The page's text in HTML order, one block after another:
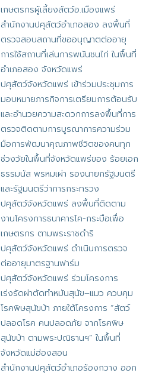
เกษตรกรผู้เลี้ยงสัตว์อ.เมืองแพร่
สำนักงานปศุสัตว์อำเภอสอง ลงพื้นที่
ตรวจสอบสถานที่ขออนุญาตต่ออายุ
การใช้สถานที่เล่นการพนันชนไก่ ในพื้นที่
อำเภอสอง จังหวัดแพร่
ปศุสัตว์จังหวัดแพร่ เข้าร่วมประชุมการ
มอบหมายภารกิจการเตรียมการต้อนรับ
และอำนวยความสะดวกการลงพื้นที่การ
ตรวจติดตามการบูรณาการความร่วม
มือการพัฒนาคุณภาพชีวิตของคนทุก
ช่วงวัยในพื้นที่จังหวัดแพร่ของ ร้อยเอก
ธรรมนัส พรหมเผ่า รองนายกรัฐมนตรี
และรัฐมนตรีว่าการกระทรวง
ปศุสัตว์จังหวัดแพร่ ลงพื้นที่ติดตาม
งานโครงการธนาคารโค-กระบือเพื่อ
เกษตรกร ตามพระราชดำริ
ปศุสัตว์จังหวัดแพร่ ดำเนินการตรวจ
ต่ออายุมาตรฐานฟาร์ม
ปศุสัตว์จังหวัดแพร่ ร่วมโครงการ
เร่งรัดผ่าตัดทำหมันสุนัข–แมว ควบคุม
โรคพิษสุนัขบ้า ภายใต้โครงการ “สัตว์
ปลอดโรค คนปลอดภัย จากโรคพิษ
สุนัขบ้า ตามพระปณิธานฯ” ในพื้นที่
จังหวัดแม่ฮ่องสอน
สำนักงานปศุสัตว์อำเภอร้องกวาง ออก